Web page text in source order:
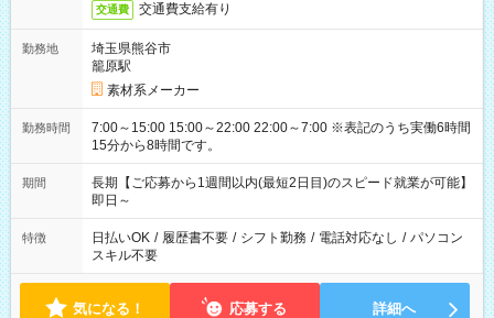
交通費 交通費支給有り
勤務地
埼玉県熊谷市
籠原駅
素材系メーカー
勤務時間
7:00～15:00 15:00～22:00 22:00～7:00 ※表記のうち実働6時間
15分から8時間です。
期間
長期【ご応募から1週間以内(最短2日目)のスピード就業が可能】
即日～
特徴 日払いOK / 履歴書不要 / シフト勤務 / 電話対応なし / パソコン
スキル不要
気になる！ 応募する 詳細へ